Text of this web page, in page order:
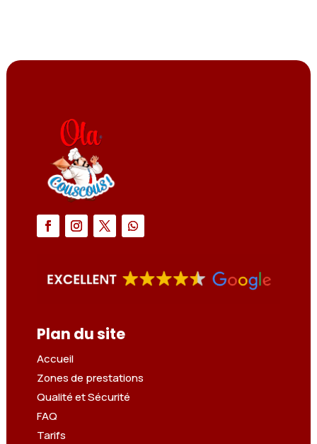
Plan du site
Accueil
Zones de prestations
Qualité et Sécurité
FAQ
Tarifs